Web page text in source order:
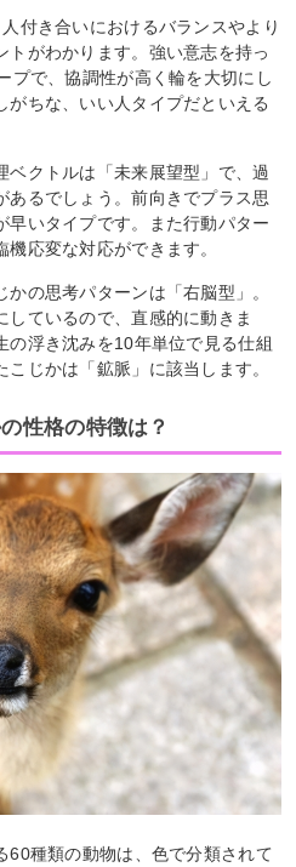
付き合いにおけるバランスやより
トがわかります。強い意志を持っ
プで、協調性が高く輪を大切にし
がちな、いい人タイプだといえる
ベクトルは「未来展望型」で、過
あるでしょう。前向きでプラス思
早いタイプです。また行動パター
応変な対応ができます。
の思考パターンは「右脳型」。
ているので、直感的に動きま
の浮き沈みを10年単位で見る仕組
じかは「鉱脈」に該当します。
性格の特徴は？
60種類の動物は、色で分類されて